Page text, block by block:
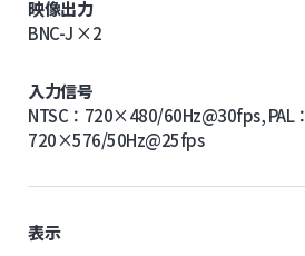
映像出力
BNC-J ×2
入力信号
NTSC：720×480/60Hz@30fps, PAL：
720×576/50Hz@25fps
表示